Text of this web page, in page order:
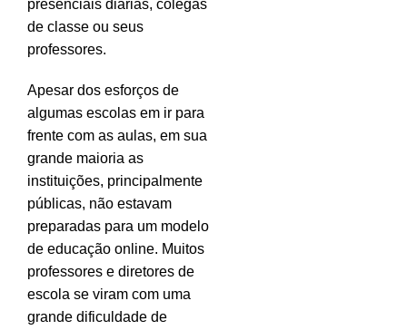
presenciais diárias, colegas
de classe ou seus
professores.
Apesar dos esforços de
algumas escolas em ir para
frente com as aulas, em sua
grande maioria as
instituições, principalmente
públicas, não estavam
preparadas para um modelo
de educação online. Muitos
professores e diretores de
escola se viram com uma
grande dificuldade de